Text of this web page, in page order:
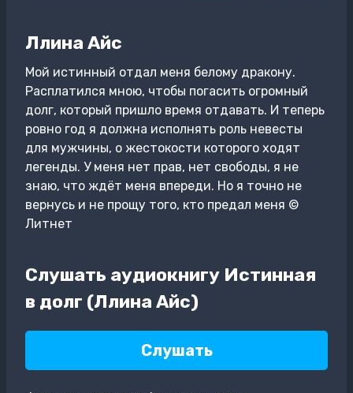
Ллина Айс
Мой истинный отдал меня белому дракону.
Расплатился мною, чтобы погасить огромный
долг, который пришло время отдавать. И теперь
ровно год я должна исполнять роль невесты
для мужчины, о жестокости которого ходят
легенды. У меня нет прав, нет свободы, я не
знаю, что ждёт меня впереди. Но я точно не
вернусь и не прощу того, кто предал меня ©
Литнет
Слушать аудиокнигу Истинная
в долг (Ллина Айс)
Слушать